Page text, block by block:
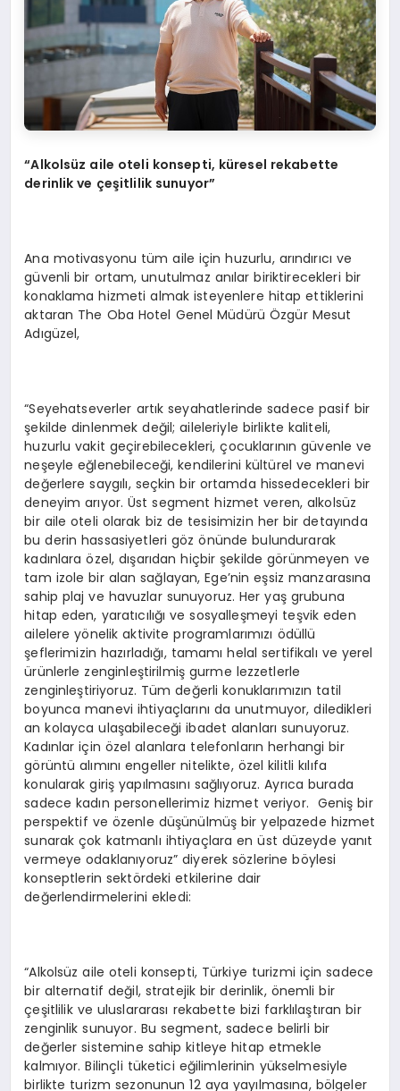
“Alkolsüz aile oteli konsepti, küresel rekabette
derinlik ve çeşitlilik sunuyor”
Ana motivasyonu tüm aile için huzurlu, arındırıcı ve
güvenli bir ortam, unutulmaz anılar biriktirecekleri bir
konaklama hizmeti almak isteyenlere hitap ettiklerini
aktaran The Oba Hotel Genel Müdürü Özgür Mesut
Adıgüzel,
“Seyehatseverler artık seyahatlerinde sadece pasif bir
şekilde dinlenmek değil; aileleriyle birlikte kaliteli,
huzurlu vakit geçirebilecekleri, çocuklarının güvenle ve
neşeyle eğlenebileceği, kendilerini kültürel ve manevi
değerlere saygılı, seçkin bir ortamda hissedecekleri bir
deneyim arıyor. Üst segment hizmet veren, alkolsüz
bir aile oteli olarak biz de tesisimizin her bir detayında
bu derin hassasiyetleri göz önünde bulundurarak
kadınlara özel, dışarıdan hiçbir şekilde görünmeyen ve
tam izole bir alan sağlayan, Ege’nin eşsiz manzarasına
sahip plaj ve havuzlar sunuyoruz. Her yaş grubuna
hitap eden, yaratıcılığı ve sosyalleşmeyi teşvik eden
ailelere yönelik aktivite programlarımızı ödüllü
şeflerimizin hazırladığı, tamamı helal sertifikalı ve yerel
ürünlerle zenginleştirilmiş gurme lezzetlerle
zenginleştiriyoruz. Tüm değerli konuklarımızın tatil
boyunca manevi ihtiyaçlarını da unutmuyor, diledikleri
an kolayca ulaşabileceği ibadet alanları sunuyoruz.
Kadınlar için özel alanlara telefonların herhangi bir
görüntü alımını engeller nitelikte, özel kilitli kılıfa
konularak giriş yapılmasını sağlıyoruz. Ayrıca burada
sadece kadın personellerimiz hizmet veriyor. Geniş bir
perspektif ve özenle düşünülmüş bir yelpazede hizmet
sunarak çok katmanlı ihtiyaçlara en üst düzeyde yanıt
vermeye odaklanıyoruz” diyerek sözlerine böylesi
konseptlerin sektördeki etkilerine dair
değerlendirmelerini ekledi:
“Alkolsüz aile oteli konsepti, Türkiye turizmi için sadece
bir alternatif değil, stratejik bir derinlik, önemli bir
çeşitlilik ve uluslararası rekabette bizi farklılaştıran bir
zenginlik sunuyor. Bu segment, sadece belirli bir
değerler sistemine sahip kitleye hitap etmekle
kalmıyor. Bilinçli tüketici eğilimlerinin yükselmesiyle
birlikte turizm sezonunun 12 aya yayılmasına, bölgeler